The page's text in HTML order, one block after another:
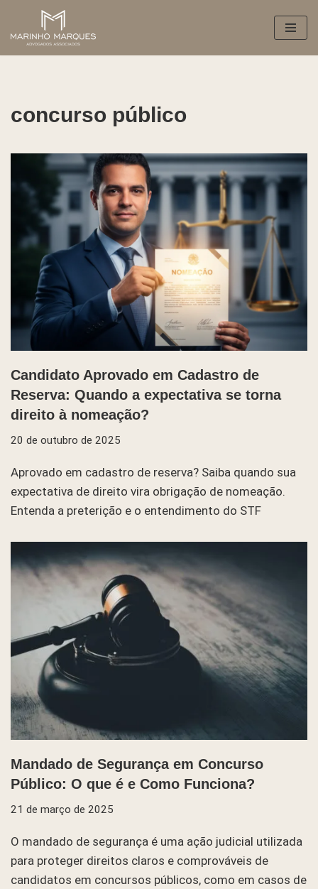
Pular
para
concurso público
Candidato Aprovado em Cadastro de
Reserva: Quando a expectativa se torna
direito à nomeação?
20 de outubro de 2025
Aprovado em cadastro de reserva? Saiba quando sua
expectativa de direito vira obrigação de nomeação.
Entenda a preterição e o entendimento do STF
Mandado de Segurança em Concurso
Público: O que é e Como Funciona?
21 de março de 2025
O mandado de segurança é uma ação judicial utilizada
para proteger direitos claros e comprováveis de
candidatos em concursos públicos, como em casos de